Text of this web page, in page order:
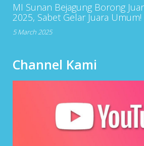
MI Sunan Bejagung Borong
2025, Sabet Gelar Juara Umum!
5 March 2025
Channel Kami